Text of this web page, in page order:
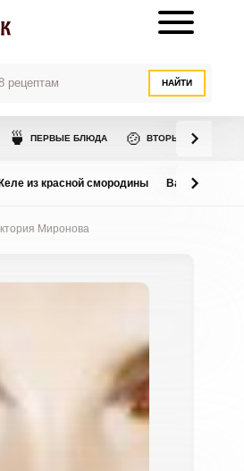
НАЙТИ
🍵 ПЕРВЫЕ БЛЮДА 🍲 ВТОРЫЕ БЛЮДА
из красной смородины Варенье из
Миронова